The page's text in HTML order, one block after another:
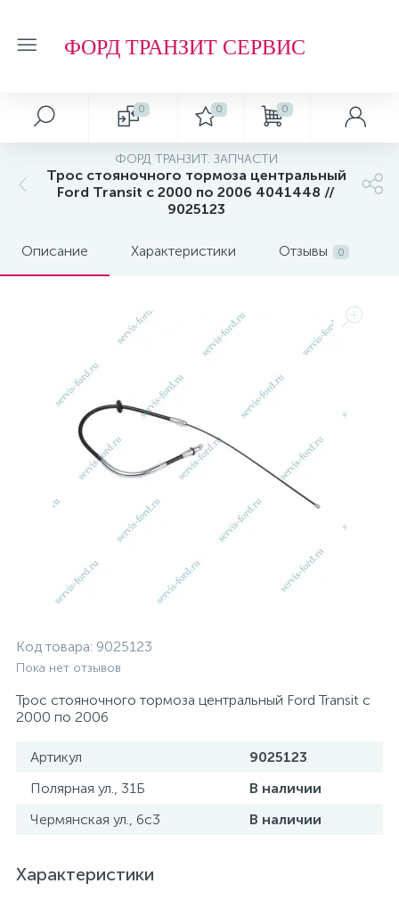
ФОРД ТРАНЗИТ СЕРВИС
0 0 0
ФОРД ТРАНЗИТ. ЗАПЧАСТИ
Трос стояночного тормоза центральный
Ford Transit с 2000 по 2006 4041448 //
9025123
Описание Характеристики Отзывы 0
Код товара: 9025123
Пока нет отзывов
Трос стояночного тормоза центральный Ford Transit с
2000 по 2006
Артикул
9025123
Полярная ул., 31Б
В наличии
Чермянская ул., 6с3
В наличии
Характеристики